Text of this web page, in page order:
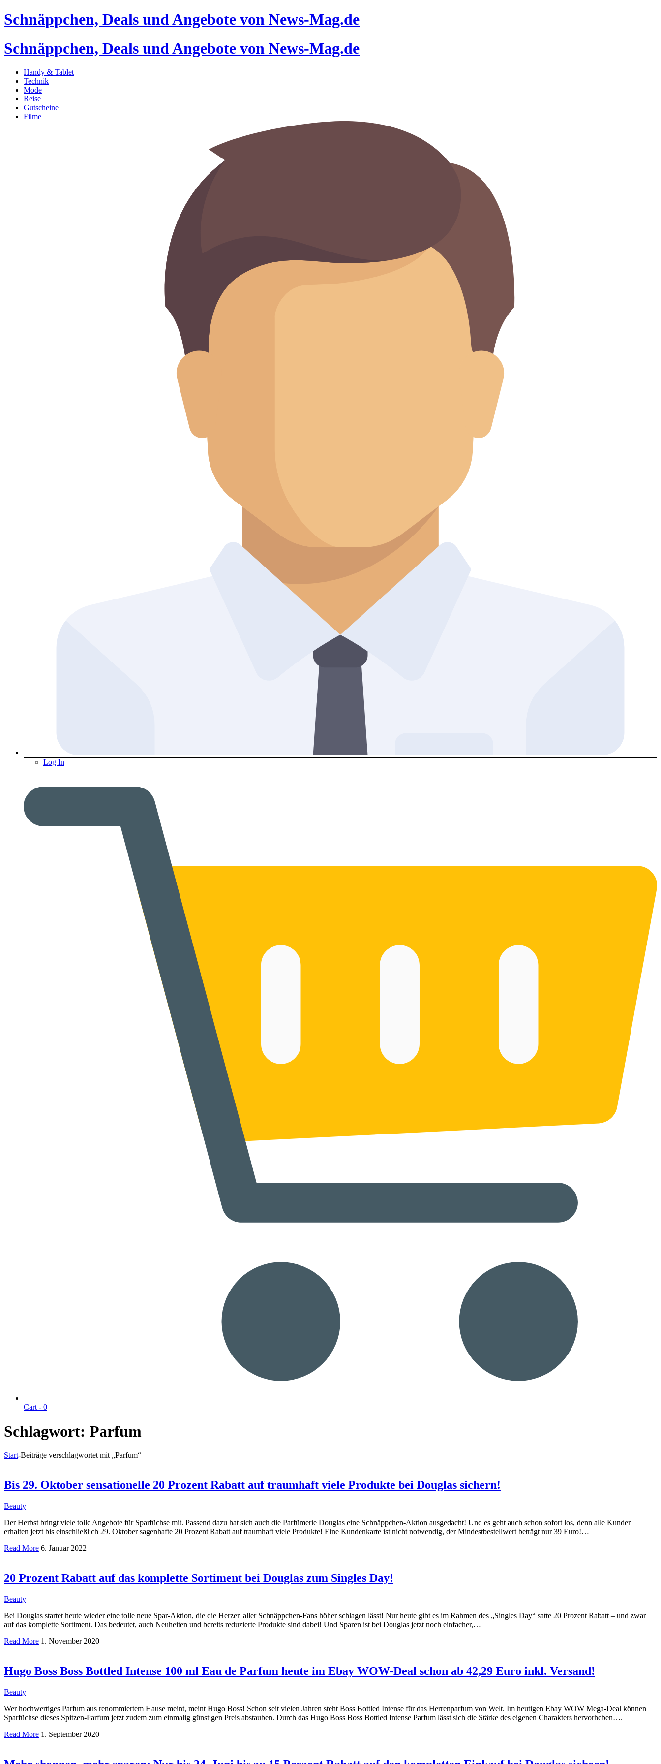
Schnäppchen, Deals und Angebote von News-Mag.de
Schnäppchen, Deals und Angebote von News-Mag.de
Handy & Tablet
Technik
Mode
Reise
Gutscheine
Filme
Log In
Cart - 0
Schlagwort: Parfum
Start-Beiträge verschlagwortet mit „Parfum“
Bis 29. Oktober sensationelle 20 Prozent Rabatt auf traumhaft viele Produkte bei Douglas sichern!
Beauty
Der Herbst bringt viele tolle Angebote für Sparfüchse mit. Passend dazu hat sich auch die Parfümerie Douglas eine Schnäppchen-Aktion ausgedacht! Und es geht auch schon sofort los, denn alle Kunden
erhalten jetzt bis einschließlich 29. Oktober sagenhafte 20 Prozent Rabatt auf traumhaft viele Produkte! Eine Kundenkarte ist nicht notwendig, der Mindestbestellwert beträgt nur 39 Euro!…
Read More 6. Januar 2022
20 Prozent Rabatt auf das komplette Sortiment bei Douglas zum Singles Day!
Beauty
Bei Douglas startet heute wieder eine tolle neue Spar-Aktion, die die Herzen aller Schnäppchen-Fans höher schlagen lässt! Nur heute gibt es im Rahmen des „Singles Day“ satte 20 Prozent Rabatt – und zwar
auf das komplette Sortiment. Das bedeutet, auch Neuheiten und bereits reduzierte Produkte sind dabei! Und Sparen ist bei Douglas jetzt noch einfacher,…
Read More 1. November 2020
Hugo Boss Boss Bottled Intense 100 ml Eau de Parfum heute im Ebay WOW-Deal schon ab 42,29 Euro inkl. Versand!
Beauty
Wer hochwertiges Parfum aus renommiertem Hause meint, meint Hugo Boss! Schon seit vielen Jahren steht Boss Bottled Intense für das Herrenparfum von Welt. Im heutigen Ebay WOW Mega-Deal können
Sparfüchse dieses Spitzen-Parfum jetzt zudem zum einmalig günstigen Preis abstauben. Durch das Hugo Boss Boss Bottled Intense Parfum lässt sich die Stärke des eigenen Charakters hervorheben….
Read More 1. September 2020